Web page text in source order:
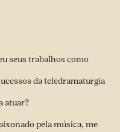
seus trabalhos como
da teledramaturgia
atuar?
pela música, me